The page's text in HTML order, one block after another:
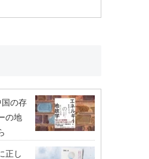
の存
の地
正し